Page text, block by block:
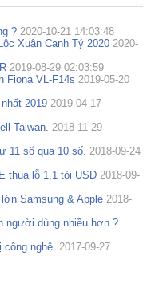
? 2020-10-21 14:03:48
Xuân Canh Tý 2020 2020-
2019-08-29 02:03:59
Fiona VL-F14s 2019-05-20
2019 2019-04-17
Taiwan. 2018-11-29
11 số qua 10 số. 2018-09-24
thua lỗ 1,1 tỏi USD 2018-09-
Samsung & Apple 2018-
người dùng nhiều hơn ?
công nghệ. 2017-09-27